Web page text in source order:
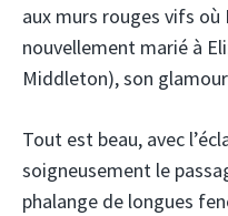
aux murs rouges vifs
nouvellement marié à
Middleton), son
Tout est beau, avec
soigneusement le
phalange de longues